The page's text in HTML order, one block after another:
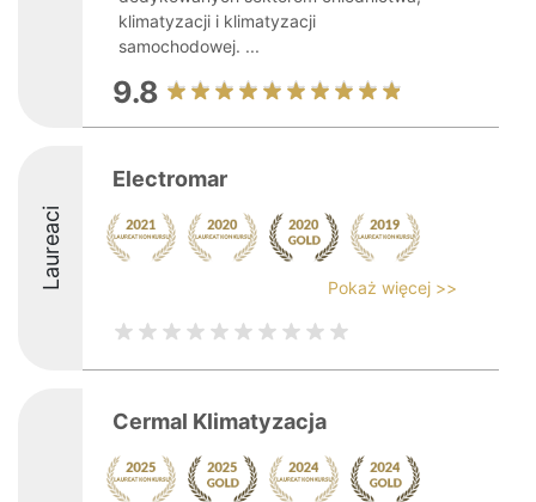
klimatyzacji i klimatyzacji
samochodowej. ...
9.8
Laureaci
Electromar
Pokaż więcej >>
Cermal Klimatyzacja